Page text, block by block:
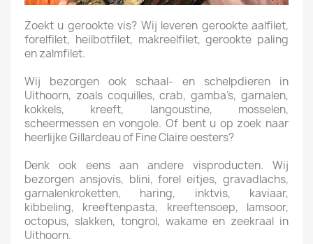
Zoekt u gerookte vis? Wij leveren gerookte aalfilet,
forelfilet, heilbotfilet, makreelfilet, gerookte paling
en zalmfilet.
Wij bezorgen ook schaal- en schelpdieren in
Uithoorn, zoals coquilles, crab, gamba’s, garnalen,
kokkels, kreeft, langoustine, mosselen,
scheermessen en vongole. Of bent u op zoek naar
heerlijke Gillardeau of Fine Claire oesters?
Denk ook eens aan andere visproducten. Wij
bezorgen ansjovis, blini, forel eitjes, gravadlachs,
garnalenkroketten, haring, inktvis, kaviaar,
kibbeling, kreeftenpasta, kreeftensoep, lamsoor,
octopus, slakken, tongrol, wakame en zeekraal in
Uithoorn.